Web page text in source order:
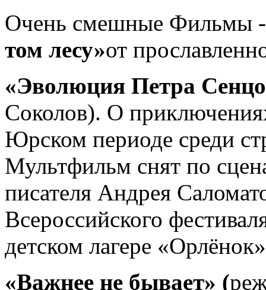
Очень смешные Фильмы
том лесу»от
«Эволюция Петра
Соколов). О
Юрском периоде среди
Мультфильм снят по
писателя Андрея
Всероссийского
детском лагере
«Важнее не бывает» (